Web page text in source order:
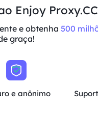
simultaneidade
agora
Enjoy Proxy.CC
e obtenha 500
graça!
e anônimo